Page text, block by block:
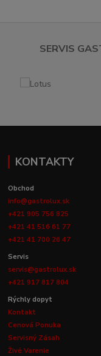
SERVIS
KONTAKTY
Obchod
info@gastrolux.sk
+421 905 756 825
+421 41 516 61 77
+421 41 700 26 47
Servis
servis@gastrolux.sk
+421 917 817 804
Rýchly dopyt
Kontakt
Cenová Ponuka
Servisný Zásah
Živé Varenie